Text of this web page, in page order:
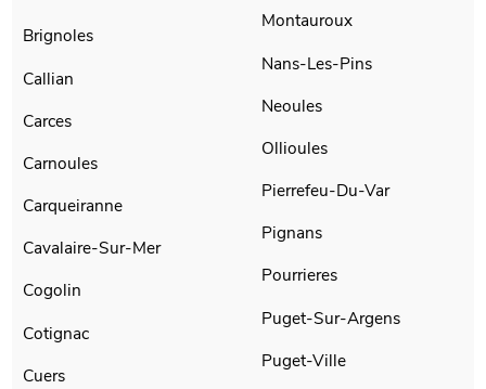
Brignoles
Callian
Carces
Carnoules
Carqueiranne
Cavalaire-Sur-Mer
Cogolin
Cotignac
Cuers
Montauroux
Nans-Les-Pins
Neoules
Ollioules
Pierrefeu-Du-Var
Pignans
Pourrieres
Puget-Sur-Argens
Puget-Ville